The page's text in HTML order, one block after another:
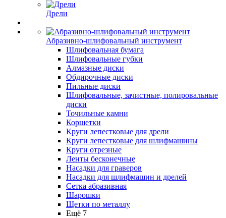
Дрели
Абразивно-шлифовальный инструмент
Шлифовальная бумага
Шлифовальные губки
Алмазные диски
Обдирочные диски
Пильные диски
Шлифовальные, зачистные, полировальные
диски
Точильные камни
Корщетки
Круги лепестковые для дрели
Круги лепестковые для шлифмашины
Круги отрезные
Ленты бесконечные
Насадки для граверов
Насадки для шлифмашин и дрелей
Сетка абразивная
Шарошки
Щетки по металлу
Ещё 7